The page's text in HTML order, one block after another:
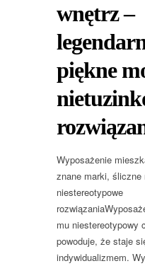
wnętrz –
piękne
Wyposażenie
znane marki, śliczne
niestereotypowe
mu niestereotypowy
powoduje, że staje
indywidualizmem.